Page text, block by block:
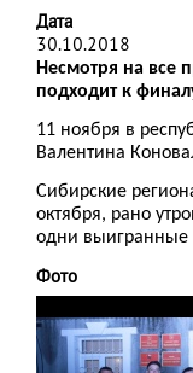
Дата
30.10.2018
Несмотря на все
подходит к
11 ноября в
Валентина
Сибирские
октября, рано
одни выигранные
Фото